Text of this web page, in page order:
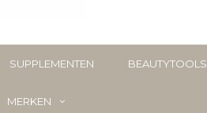
SUPPLEMENTEN BEAUTYTOOLS
MERKEN